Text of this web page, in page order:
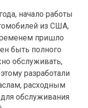
начало работы
из США,
пришло
быть полного
обслуживать,
разработали
расходным
обслуживания